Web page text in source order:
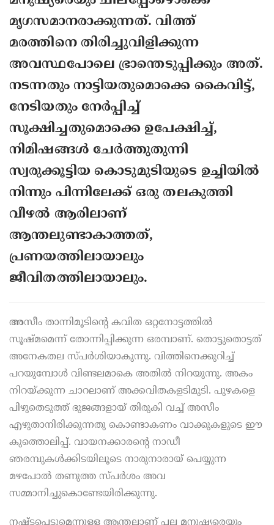
മൃഗസമാനരാക്കുന്നത്. വിത്ത്
മരത്തിനെ തിരിച്ചുവിളിക്കുന്ന
അവസ്ഥപോലെ ഭ്രാന്തെടുപ്പിക്കും അത്.
നടന്നതും നാട്ടിയതുമൊക്കെ കൈവിട്ട്,
നേടിയതും നേര്‍പ്പിച്ച്
സൂക്ഷിച്ചതുമൊക്കെ ഉപേക്ഷിച്ച്,
നിമിഷങ്ങള്‍ ചേര്‍ത്തുതുന്നി
സ്വരുക്കൂട്ടിയ കൊടുമുടിയുടെ ഉച്ചിയില്‍
നിന്നും പിന്നിലേക്ക് ഒരു തലകുത്തി
വീഴല്‍ ആരിലാണ്
ആന്തലുണ്ടാകാത്തത്,
പ്രണയത്തിലായാലും
ജീവിതത്തിലായാലും.
അസീം താന്നിമൂടിന്റെ കവിത ഒറ്റനോട്ടത്തില്‍
സൂഷ്മമെന്ന് തോന്നിപ്പിക്കുന്ന ഒരമ്പാണ്. തൊട്ടുതൊട്ടത്
അനേകതല സ്പര്‍ശിയാകുന്നു. വിത്തിനെക്കുറിച്ച്
പറയുമ്പോള്‍ വിണ്ടലമാകെ അതില്‍ നിറയുന്നു. അകം
നിറയ്ക്കുന്ന ചാറലാണ് അക്കവിതകളടിമുടി. പുഴകളെ
പിഴുതെടുത്ത് ഭുജങ്ങളായ് തിരുകി വച്ച് അസീം
എഴുതാനിരിക്കുന്നതു കൊണ്ടാകണം വാക്കുകളുടെ ഈ
കുത്തൊലിപ്പ്. വായനക്കാരന്റെ നാഡീ
ഞരമ്പുകള്‍ക്കിടയിലൂടെ നാരുനാരായ് പെയ്യുന്ന
മഴപോല്‍ തണുത്ത സ്പര്‍ശം അവ
സമ്മാനിച്ചുകൊണ്ടേയിരിക്കുന്നു.